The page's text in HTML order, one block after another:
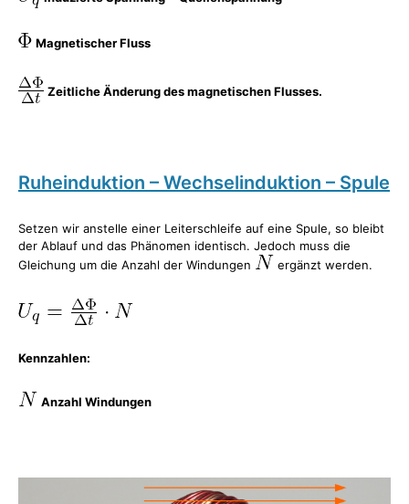
Magnetischer Fluss
Zeitliche Änderung des magnetischen Flusses.
Ruheinduktion – Wechselinduktion – Spule
Setzen wir anstelle einer Leiterschleife auf eine Spule, so bleibt
der Ablauf und das Phänomen identisch. Jedoch muss die
Gleichung um die Anzahl der Windungen
ergänzt werden.
Kennzahlen:
Anzahl Windungen